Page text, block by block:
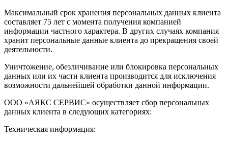
Максимальный срок хранения персональных данных клиента
составляет 75 лет с момента получения компанией
информации частного характера. В других случаях компания
хранит персональные данные клиента до прекращения своей
деятельности.
Уничтожение, обезличивание или блокировка персональных
данных или их части клиента производится для исключения
возможности дальнейшей обработки данной информации.
ООО «АЯКС СЕРВИС» осуществляет сбор персональных
данных клиента в следующих категориях:
Техническая информация: